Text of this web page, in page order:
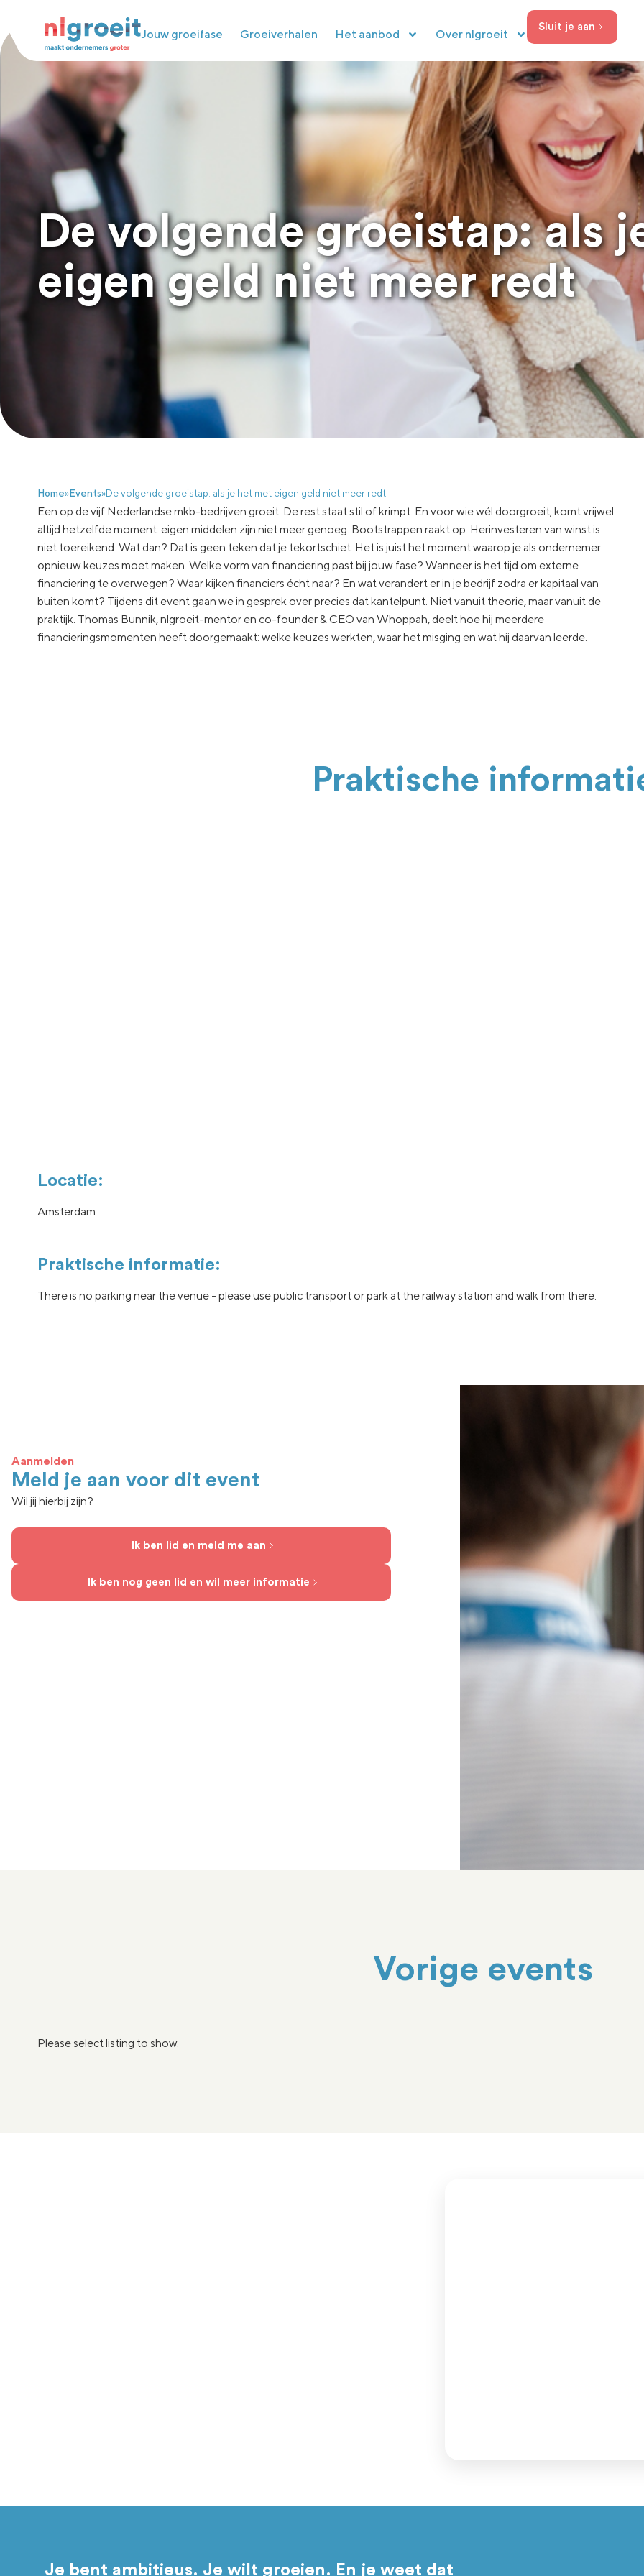
Jouw groeifase Groeiverhalen Het aanbod Over nlgroeit
Sluit je aan
De volgende groeistap: als
eigen geld niet meer redt
Home»Events»De volgende groeistap: als je het met eigen geld niet meer redt
Een op de vijf Nederlandse mkb-bedrijven groeit. De rest staat stil of krimpt. En voor wie wél doorgroeit, komt vrijwel
altijd hetzelfde moment: eigen middelen zijn niet meer genoeg. Bootstrappen raakt op. Herinvesteren van winst is
niet toereikend. Wat dan? Dat is geen teken dat je tekortschiet. Het is juist het moment waarop je als ondernemer
opnieuw keuzes moet maken. Welke vorm van financiering past bij jouw fase? Wanneer is het tijd om externe
financiering te overwegen? Waar kijken financiers écht naar? En wat verandert er in je bedrijf zodra er kapitaal van
buiten komt? Tijdens dit event gaan we in gesprek over precies dat kantelpunt. Niet vanuit theorie, maar vanuit de
praktijk. Thomas Bunnik, nlgroeit-mentor en co-founder & CEO van Whoppah, deelt hoe hij meerdere
financieringsmomenten heeft doorgemaakt: welke keuzes werkten, waar het misging en wat hij daarvan leerde.
Praktische
Locatie:
Amsterdam
Praktische informatie:
There is no parking near the venue - please use public transport or park at the railway station and walk from there.
Aanmelden
Meld je aan voor dit event
Wil jij hierbij zijn?
Ik ben lid en meld me aan
Ik ben nog geen lid en wil meer informatie
Vorige events
Please select listing to show.
Je bent ambitieus. Je wilt groeien. En je weet dat